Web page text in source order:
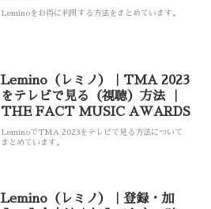
Leminoをお得に利用する方法をまとめています。
Lemino（レミノ）｜TMA 2023
をテレビで見る（視聴）方法 ｜
THE FACT MUSIC AWARDS
LeminoでTMA 2023をテレビで見る方法について
まとめています。
Lemino（レミノ）｜登録・加